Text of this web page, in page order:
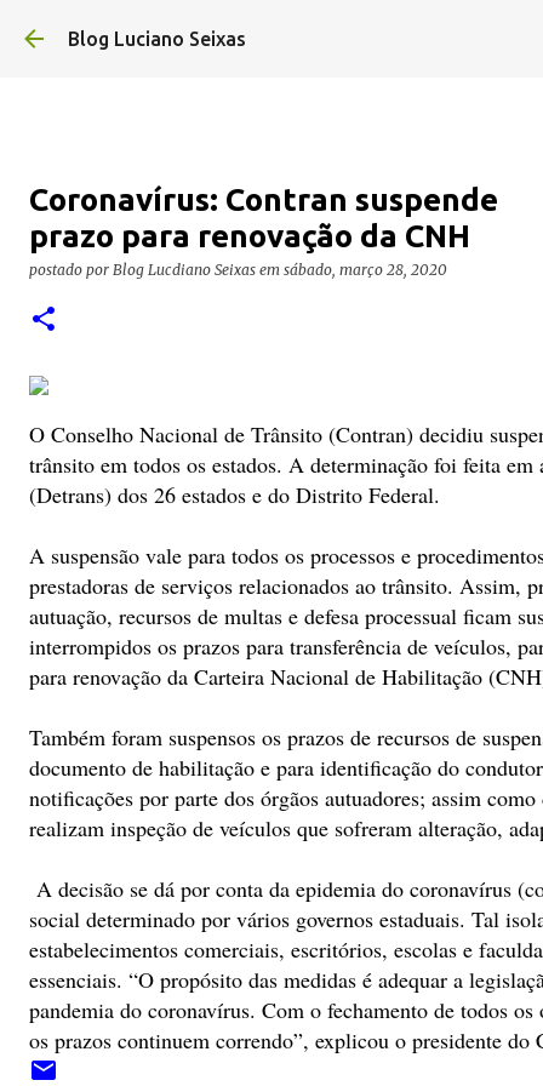
Blog Luciano Seixas
Coronavírus: Contran suspende
prazo para renovação da CNH
postado por Blog Lucdiano Seixas em sábado, março 28, 2020
O Conselho Nacional de Trânsito (Contran) decidiu
trânsito em todos os estados. A determinação foi feita
(Detrans) dos 26 estados e do Distrito Federal.
A suspensão vale para todos os processos e
prestadoras de serviços relacionados ao trânsito. Assim,
autuação, recursos de multas e defesa processual ficam
interrompidos os prazos para transferência de veículos,
para renovação da Carteira Nacional de Habilitação
Também foram suspensos os prazos de recursos de
documento de habilitação e para identificação do
notificações por parte dos órgãos autuadores; assim
realizam inspeção de veículos que sofreram alteração,
A decisão se dá por conta da epidemia do coronavírus
social determinado por vários governos estaduais. Tal
estabelecimentos comerciais, escritórios, escolas e
essenciais. “O propósito das medidas é adequar a
pandemia do coronavírus. Com o fechamento de todos
os prazos continuem correndo”, explicou o presidente